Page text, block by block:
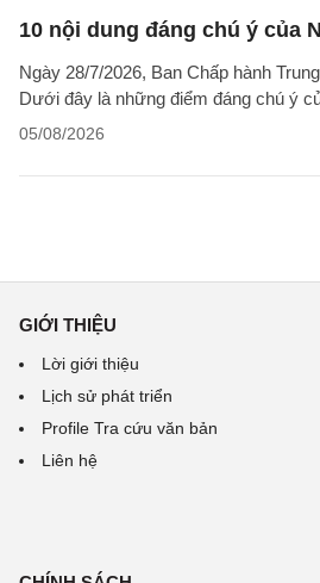
10 nội dung đáng chú ý của
Ngày 28/7/2026, Ban Chấp hành
Dưới đây là những điểm đáng chú ý
05/08/2026
GIỚI THIỆU
Lời giới thiệu
Lịch sử phát triển
Profile Tra cứu văn bản
Liên hệ